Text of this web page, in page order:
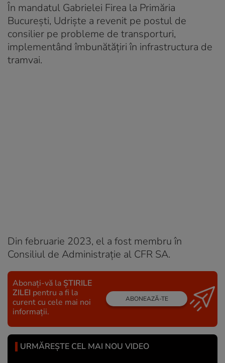
În mandatul Gabrielei Firea la Primăria
București, Udriște a revenit pe postul de
consilier pe probleme de transporturi,
implementând îmbunătățiri în infrastructura de
tramvai.
Din februarie 2023, el a fost membru în
Consiliul de Administrație al CFR SA.
Abonați-vă la ȘTIRILE
ZILEI pentru a fi la
curent cu cele mai noi
informații.
ABONEAZĂ-TE
URMĂREȘTE CEL MAI NOU VIDEO